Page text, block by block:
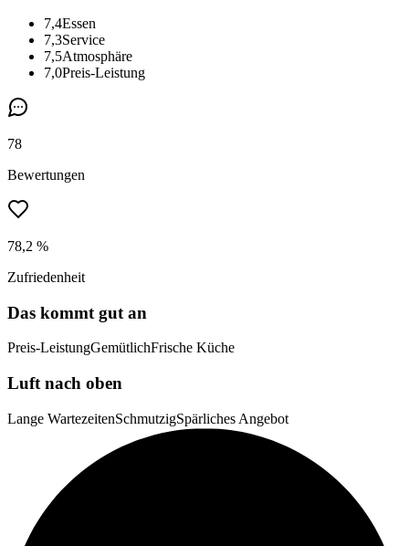
7,4Essen
7,3Service
7,5Atmosphäre
7,0Preis-Leistung
78
Bewertungen
78,2 %
Zufriedenheit
Das kommt gut an
Preis-LeistungGemütlichFrische Küche
Luft nach oben
Lange WartezeitenSchmutzigSpärliches Angebot